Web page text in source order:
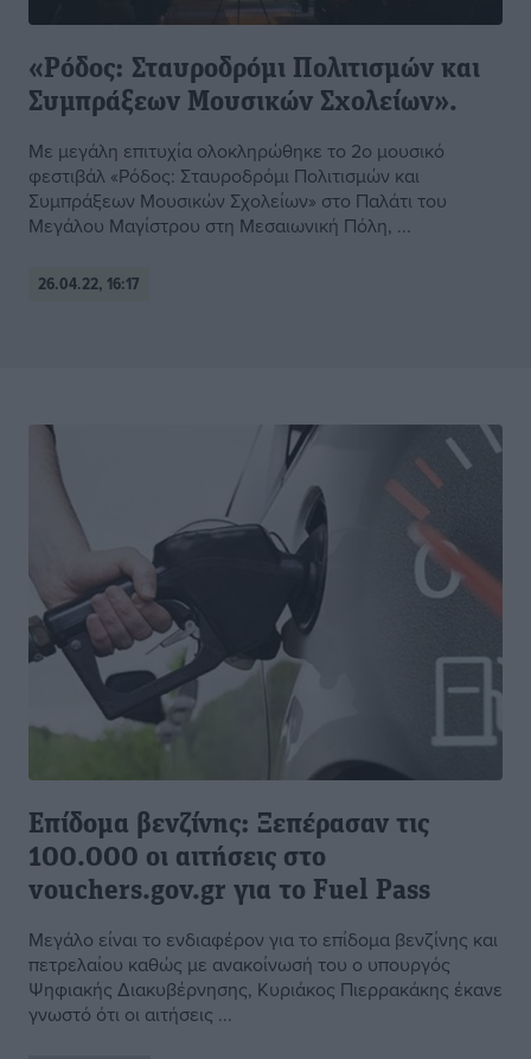
«Ρόδος: Σταυροδρόμι Πολιτισμών και
Συμπράξεων Μουσικών Σχολείων».
Mε μεγάλη επιτυχία ολοκληρώθηκε το 2ο μουσικό
φεστιβάλ «Ρόδος: Σταυροδρόμι Πολιτισμών και
Συμπράξεων Μουσικών Σχολείων» στο Παλάτι του
Μεγάλου Μαγίστρου στη Μεσαιωνική Πόλη, ...
26.04.22, 16:17
Επίδομα βενζίνης: Ξεπέρασαν τις
100.000 οι αιτήσεις στο
vouchers.gov.gr για το Fuel Pass
Μεγάλο είναι το ενδιαφέρον για το επίδομα βενζίνης και
πετρελαίου καθώς με ανακοίνωσή του ο υπουργός
Ψηφιακής Διακυβέρνησης, Κυριάκος Πιερρακάκης έκανε
γνωστό ότι οι αιτήσεις ...